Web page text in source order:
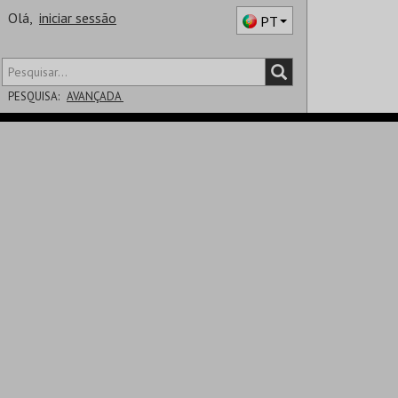
Olá, iniciar sessão PT
PESQUISA: AVANÇADA